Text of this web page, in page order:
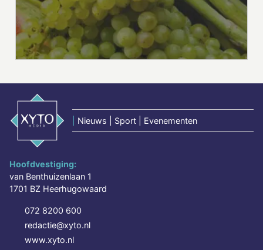
Nieuws | Sport | Evenementen
Hoofdvestiging:
van Benthuizenlaan 1
1701 BZ Heerhugowaard
072 8200 600
redactie@xyto.nl
www.xyto.nl